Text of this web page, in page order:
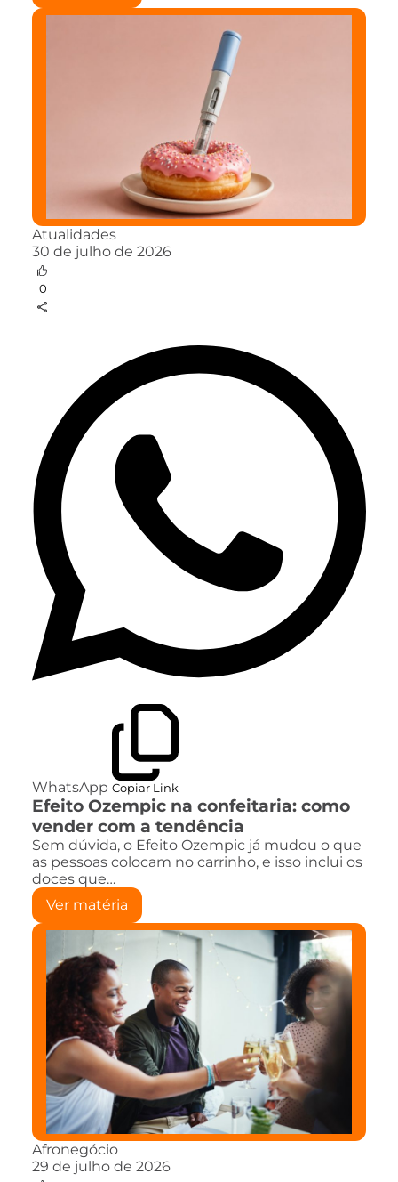
Atualidades
30 de julho de 2026
0
WhatsApp Copiar Link
Efeito Ozempic na confeitaria: como
vender com a tendência
Sem dúvida, o Efeito Ozempic já mudou o que
as pessoas colocam no carrinho, e isso inclui os
doces que…
Ver matéria
Afronegócio
29 de julho de 2026